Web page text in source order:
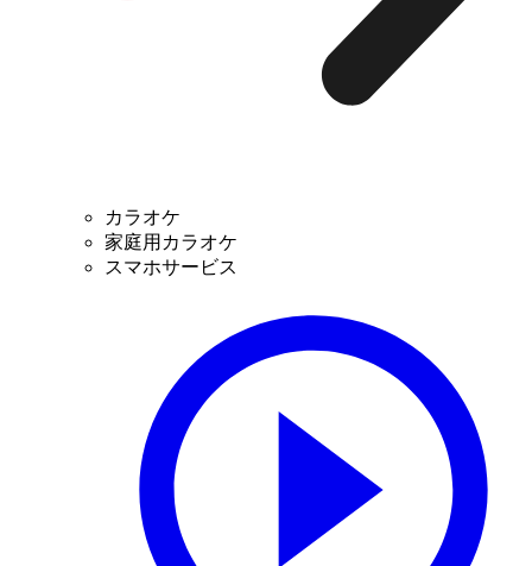
カラオケ
家庭用カラオケ
スマホサービス